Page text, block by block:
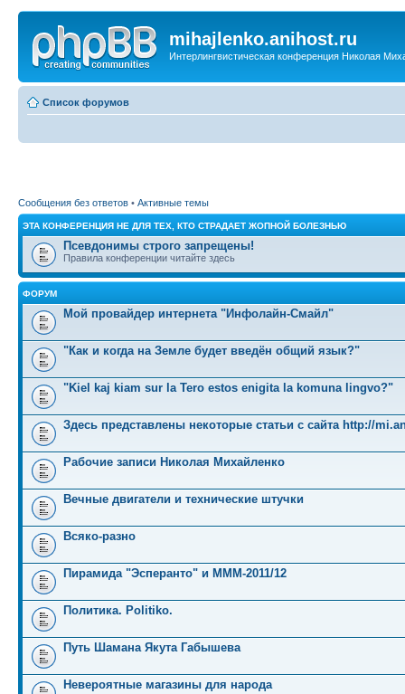
mihajlenko.anihost.ru
Интерлингвистическая конференция Николая
Список форумов
Сообщения без ответов • Активные темы
ЭТА КОНФЕРЕНЦИЯ НЕ ДЛЯ ТЕХ, КТО СТРАДАЕТ ЖОПНОЙ БОЛЕЗНЬЮ
Псевдонимы строго запрещены!
Правила конференции читайте здесь
ФОРУМ
Мой провайдер интернета "Инфолайн-Смайл"
"Как и когда на Земле будет введён общий язык?"
"Kiel kaj kiam sur la Tero estos enigita la komuna lingvo?"
Здесь представлены некоторые статьи с сайта http://
Рабочие записи Николая Михайленко
Вечные двигатели и технические штучки
Всяко-разно
Пирамида "Эсперанто" и MMM-2011/12
Политика. Politiko.
Путь Шамана Якута Габышева
Невероятные магазины для народа